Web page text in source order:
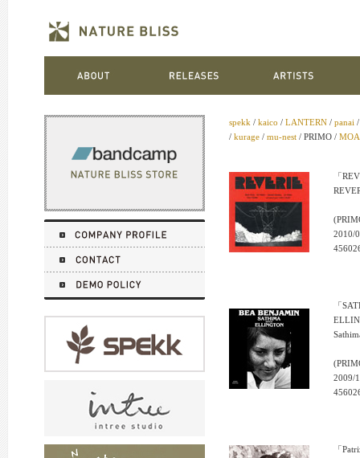
spekk / kaico / LANTERN / panai
/ kurage / mu-nest / PRIMO /
「
2010/
「
2009/
「